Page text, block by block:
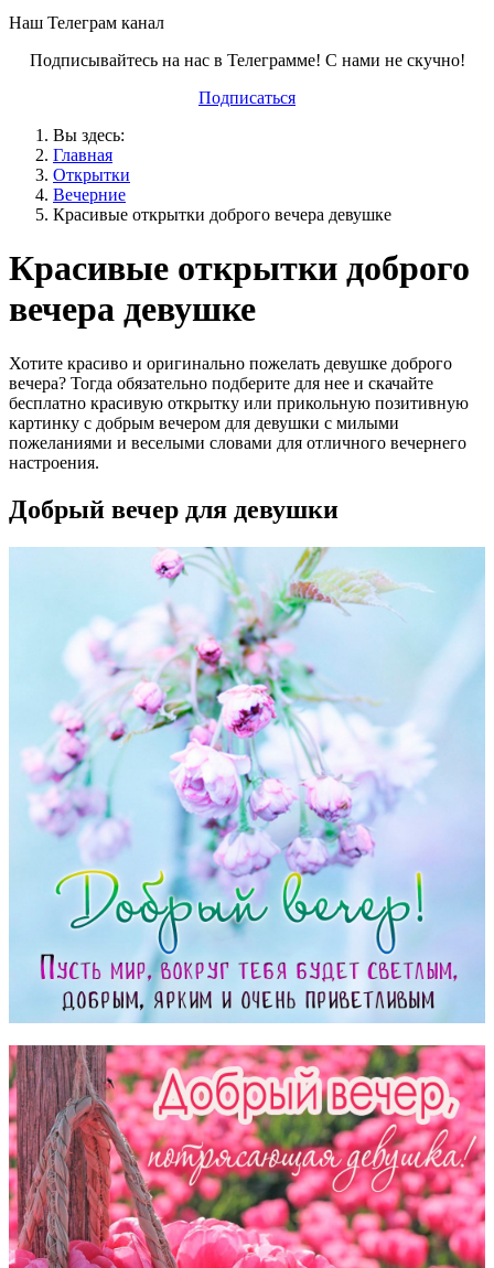
Наш Телеграм канал
Подписывайтесь на нас в Телеграмме! С нами не скучно!
Подписаться
Вы здесь:
Главная
Открытки
Вечерние
Красивые открытки доброго вечера девушке
Красивые открытки доброго
вечера девушке
Хотите красиво и оригинально пожелать девушке доброго
вечера? Тогда обязательно подберите для нее и скачайте
бесплатно красивую открытку или прикольную позитивную
картинку с добрым вечером для девушки с милыми
пожеланиями и веселыми словами для отличного вечернего
настроения.
Добрый вечер для девушки